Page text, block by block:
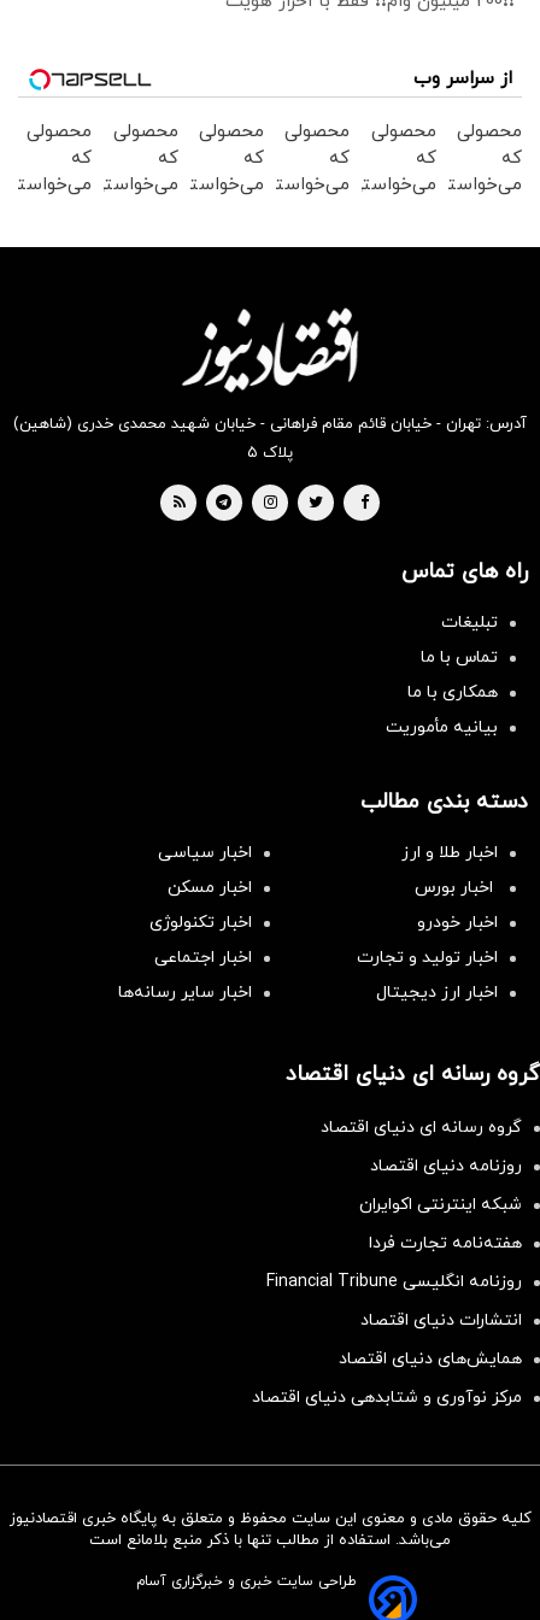
سرمایه‌گذاری همسنگ با شاخص
از سراسر وب
محصولی
که
می‌خواستی
محصولی
که
می‌خواستی
محصولی
که
می‌خواستی
بخر !
محصولی
که
می‌خواستی
بخر !
محصولی
که
می‌خواستی
محصولی
که
می‌خواستی
آدرس: تهران - خیابان قائم مقام فراهانی - خیابان شهید محمدی خدری (شاهین)
پلاک ۵
راه های تماس
تبلیغات
تماس با ما
همکاری با ما
بیانیه مأموریت
دسته بندی مطالب
اخبار طلا و ارز
اخبار سیاسی
اخبار بورس
اخبار مسکن
اخبار خودرو
اخبار تکنولوژی
اخبار تولید و تجارت
اخبار اجتماعی
اخبار ارز دیجیتال
اخبار سایر رسانه‌‌ها
گروه رسانه ای دنیای اقتصاد
گروه رسانه ای دنیای اقتصاد
روزنامه دنیای اقتصاد
شبکه اینترنتی اکوایران
هفته‌نامه تجارت فردا
روزنامه انگلیسی Financial Tribune
انتشارات دنیای اقتصاد
همایش‌های دنیای اقتصاد
مرکز نوآوری و شتابدهی دنیای اقتصاد
کلیه حقوق مادی و معنوی این سایت محفوظ و متعلق به پایگاه خبری اقتصادنیوز
می‌باشد. استفاده از مطالب تنها با ذکر منبع بلامانع است
طراحی سایت خبری و خبرگزاری آسام